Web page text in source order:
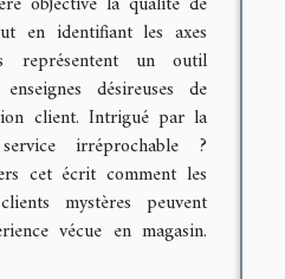
en identifiant les axes
représentent un outil
désireuses de
client. Intrigué par la
irréprochable ?
cet écrit comment les
mystères peuvent
vécue en magasin.